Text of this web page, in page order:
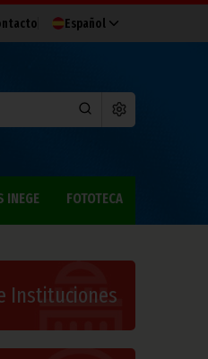
Español
INEGE FOTOTECA
Instituciones